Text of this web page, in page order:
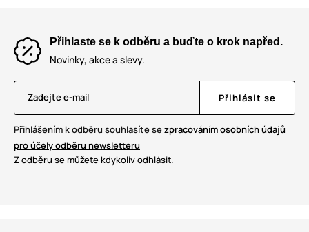
Přihlaste se k odběru a buďte o krok napřed.
Novinky, akce a slevy.
Zadejte e-mail Přihlásit se
Přihlášením k odběru souhlasíte sezpracováním osobních údajů
pro účely odběru newsletteru
Z odběru se můžete kdykoliv odhlásit.